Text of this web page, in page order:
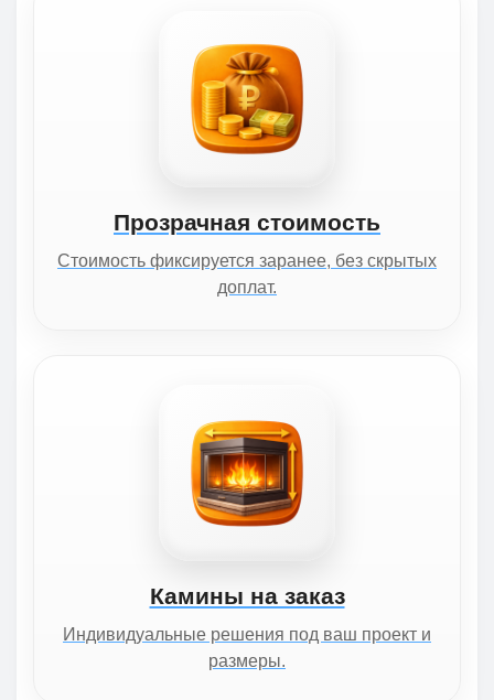
Прозрачная стоимость
Стоимость фиксируется заранее, без скрытых
доплат.
Камины на заказ
Индивидуальные решения под ваш проект и
размеры.